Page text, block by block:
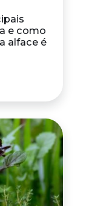
e como
alface é